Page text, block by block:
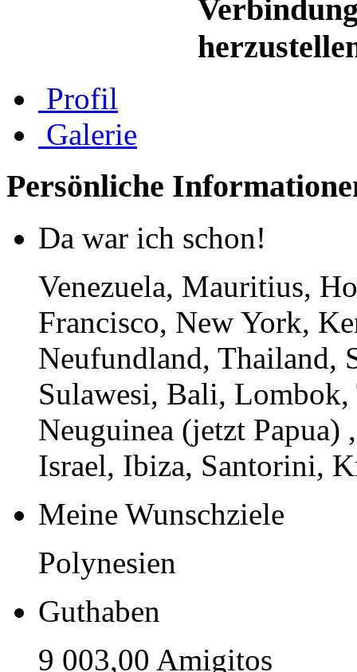
Profil
Galerie
Persönliche
Da war ich schon!
Venezuela, Mauritius,
Francisco, New York,
Neufundland, Thailand,
Sulawesi, Bali,
Neuguinea (jetzt
Israel, Ibiza, Santorini,
Meine Wunschziele
Polynesien
Guthaben
9 003,00 Amigitos